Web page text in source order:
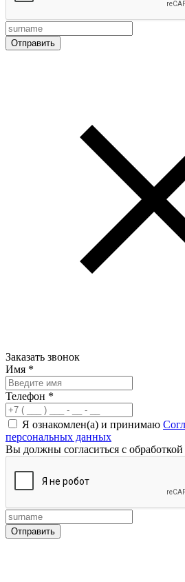
Заказать звонок
Имя *
Телефон *
Я ознакомлен(а) и принимаю
персональных данных
Вы должны согласиться с